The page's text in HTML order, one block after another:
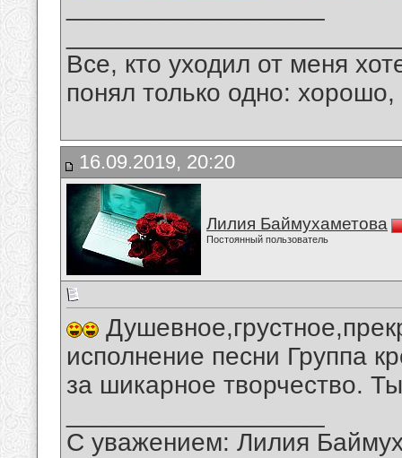
Все, кто уходил от меня
понял только одно:
16.09.2019, 20:20
Лилия Баймухаметова
Постоянный пользователь
исполнение песни Группа
за шикарное творчество.
С уважением: Лилия